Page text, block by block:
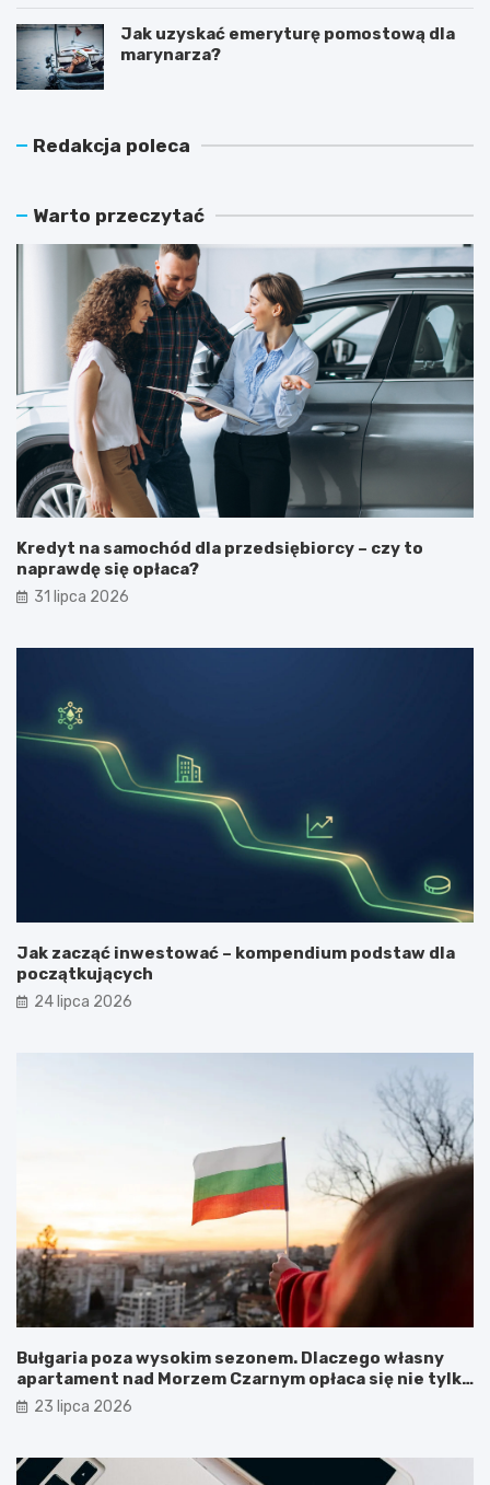
Jak uzyskać emeryturę pomostową dla
marynarza?
Redakcja poleca
Warto przeczytać
Kredyt na samochód dla przedsiębiorcy – czy to
naprawdę się opłaca?
31 lipca 2026
Jak zacząć inwestować – kompendium podstaw dla
początkujących
24 lipca 2026
Bułgaria poza wysokim sezonem. Dlaczego własny
apartament nad Morzem Czarnym opłaca się nie tylko
latem?
23 lipca 2026